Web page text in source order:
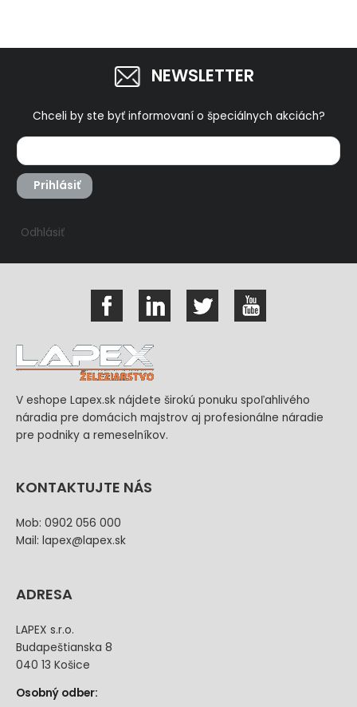
NEWSLETTER
Chceli by ste byť informovaní o špeciálnych akciách?
Prihlásiť
Odhlásiť
V eshope Lapex.sk nájdete širokú ponuku spoľahlivého
náradia pre domácich majstrov aj profesionálne náradie
pre podniky a remeselníkov.
KONTAKTUJTE NÁS
Mob: 0902 056 000
Mail: lapex@lapex.sk
ADRESA
LAPEX s.r.o.
Budapeštianska 8
040 13 Košice
Osobný odber: